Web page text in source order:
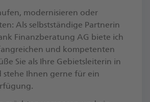
modernisieren oder
Als selbstständige Partnerin
Finanzberatung AG biete ich
und kompetenten
Sie als Ihre Gebietsleiterin in
stehe Ihnen gerne für ein